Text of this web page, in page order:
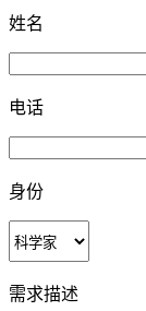
姓名
电话
身份
需求描述